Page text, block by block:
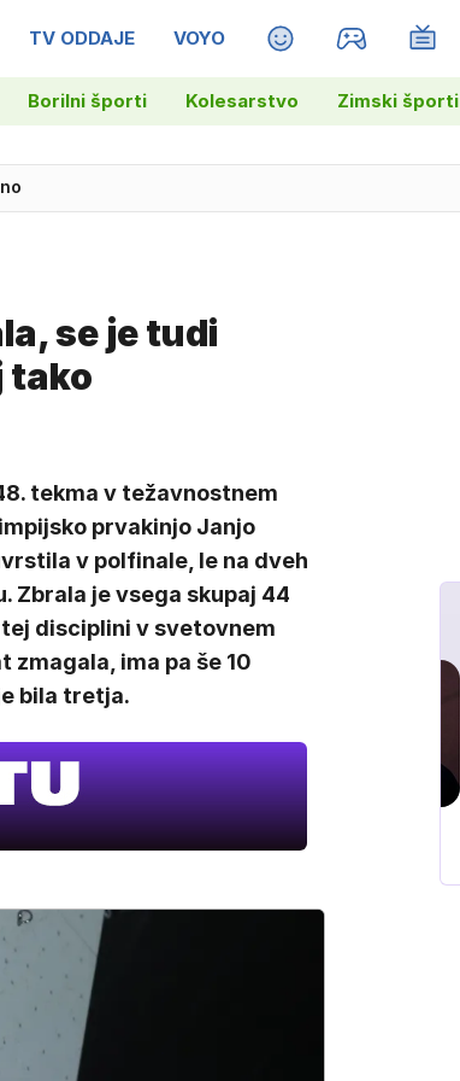
TV ODDAJE VOYO MAGAZIN
Borilni športi Kolesarstvo Zimski športi
se je tudi
tako
tekma v težavnostnem
prvakinjo Janjo
v polfinale, le na dveh
Zbrala je vsega skupaj 44
disciplini v svetovnem
zmagala, ima pa še 10
bila tretja.